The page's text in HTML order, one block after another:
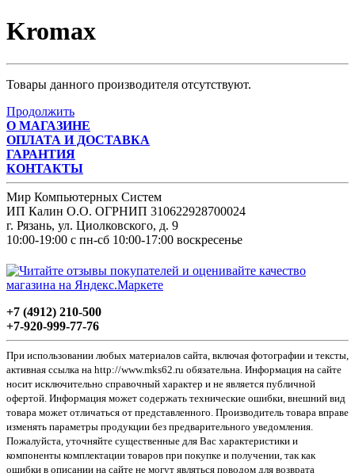
Kromax
Товары данного производителя отсутствуют.
Продолжить
О МАГАЗИНЕ
ОПЛАТА И ДОСТАВКА
ГАРАНТИЯ
КОНТАКТЫ
Мир Компьютерных Систем
ИП Калин О.О. ОГРНИП 310622928700024
г. Рязань, ул. Циолковского, д. 9
10:00-19:00 с пн-сб 10:00-17:00 воскресенье
+7 (4912) 210-500
+7-920-999-77-76
При использовании любых материалов сайта, включая фотографии и тексты,
активная ссылка на http://www.mks62.ru обязательна. Информация на сайте
носит исключительно справочный характер и не является публичной
офертой. Информация может содержать технические ошибки, внешний вид
товара может отличаться от представленного. Производитель товара вправе
изменять параметры продукции без предварительного уведомления.
Пожалуйста, уточняйте существенные для Вас характеристики и
компоненты комплектации товаров при покупке и получении, так как
ошибки в описании на сайте не могут являться поводом для возврата